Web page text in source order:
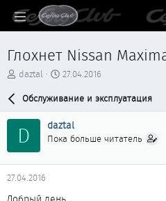
Глохнет Nissan
А
р
м
ы
daztal
Д
т
н
а
а
27.04.2016
Обслуживание и эксплуатация
D daztal
Пока больше читатель
27.04.2016